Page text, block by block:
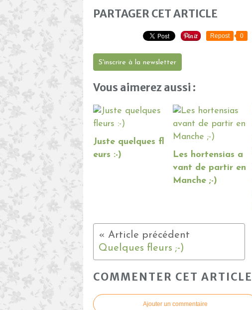
PARTAGER CET ARTICLE
Repost 0
S'inscrire à la newsletter
Vous aimerez aussi :
Juste quelques fl
eurs :-)
Les hortensias a
vant de partir en
Manche ;-)
Quelques fleurs ;-)
COMMENTER CET ARTICLE
Ajouter un commentaire